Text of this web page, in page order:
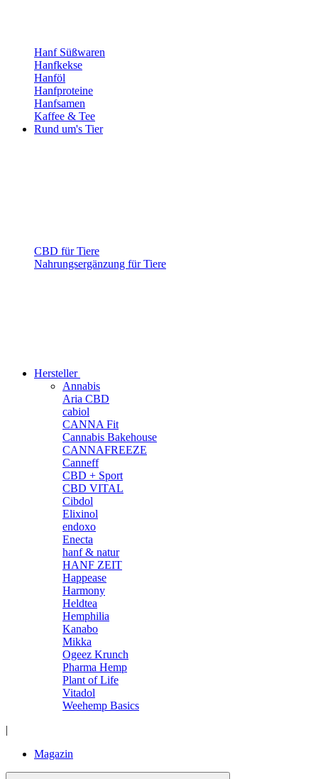
Hanf Süßwaren
Hanfkekse
Hanföl
Hanfproteine
Hanfsamen
Kaffee & Tee
Rund um's Tier
CBD für Tiere
Nahrungsergänzung für Tiere
Hersteller
Annabis
Aria CBD
cabiol
CANNA Fit
Cannabis Bakehouse
CANNAFREEZE
Canneff
CBD + Sport
CBD VITAL
Cibdol
Elixinol
endoxo
Enecta
hanf & natur
HANF ZEIT
Happease
Harmony
Heldtea
Hemphilia
Kanabo
Mikka
Ogeez Krunch
Pharma Hemp
Plant of Life
Vitadol
Weehemp Basics
|
Magazin